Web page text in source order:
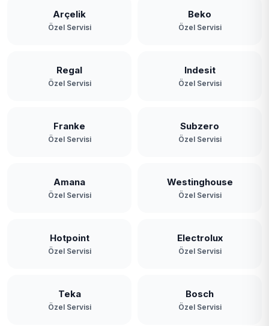
Yassıören
Yeniköy
Arçelik
Özel Servisi
Beko
Özel Servisi
Regal
Özel Servisi
Indesit
Özel Servisi
Franke
Özel Servisi
Subzero
Özel Servisi
Amana
Özel Servisi
Westinghouse
Özel Servisi
Hotpoint
Özel Servisi
Electrolux
Özel Servisi
Teka
Özel Servisi
Bosch
Özel Servisi